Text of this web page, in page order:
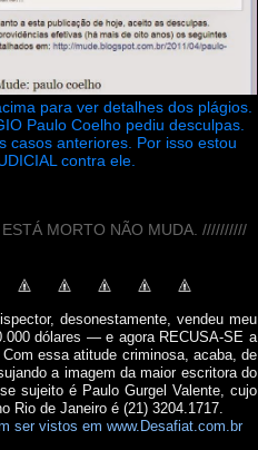
para ver detalhes dos plágios.
Paulo Coelho pediu desculpas.
casos anteriores. Por isso estou
contra ele.
MORTO NÃO MUDA. //////////
desonestamente, vendeu meu
dólares — e agora RECUSA-SE a
essa atitude criminosa, acaba, de
a imagem da maior escritora do
sujeito é Paulo Gurgel Valente, cujo
Rio de Janeiro é (21) 3204.1717.
ser vistos em www.Desafiat.com.br